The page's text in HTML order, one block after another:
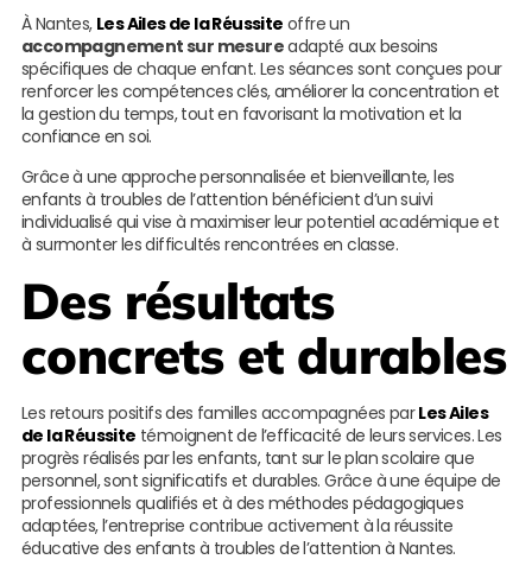
À Nantes, Les Ailes de la Réussite offre un
accompagnement sur mesureadapté aux besoins
spécifiques de chaque enfant. Les séances sont conçues pour
renforcer les compétences clés, améliorer la concentration et
la gestion du temps, tout en favorisant la motivation et la
confiance en soi.
Grâce à une approche personnalisée et bienveillante, les
enfants à troubles de l’attention bénéficient d’un suivi
individualisé qui vise à maximiser leur potentiel académique et
à surmonter les difficultés rencontrées en classe.
Des résultats
concrets et durables
Les retours positifs des familles accompagnées parLes Ailes
de la Réussite témoignent de l’efficacité de leurs services. Les
progrès réalisés par les enfants, tant sur le plan scolaire que
personnel, sont significatifs et durables. Grâce à une équipe de
professionnels qualifiés et à des méthodes pédagogiques
adaptées, l’entreprise contribue activement à la réussite
éducative des enfants à troubles de l’attention à Nantes.